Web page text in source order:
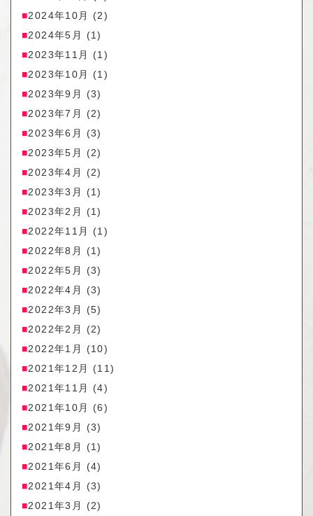
2024年10月
(2)
2024年5月
(1)
2023年11月
(1)
2023年10月
(1)
2023年9月
(3)
2023年7月
(2)
2023年6月
(3)
2023年5月
(2)
2023年4月
(2)
2023年3月
(1)
2023年2月
(1)
2022年11月
(1)
2022年8月
(1)
2022年5月
(3)
2022年4月
(3)
2022年3月
(5)
2022年2月
(2)
2022年1月
(10)
2021年12月
(11)
2021年11月
(4)
2021年10月
(6)
2021年9月
(3)
2021年8月
(1)
2021年6月
(4)
2021年4月
(3)
2021年3月
(2)